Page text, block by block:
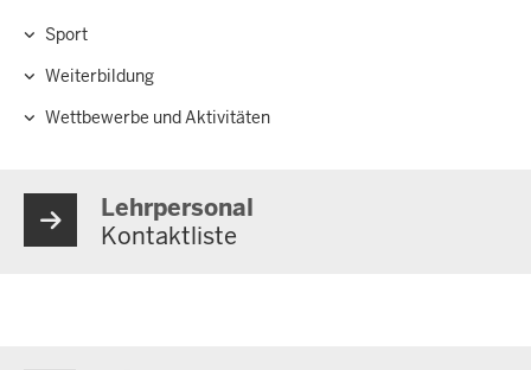
Sport
Weiterbildung
Wettbewerbe und Aktivitäten
Lehrpersonal
Kontaktliste